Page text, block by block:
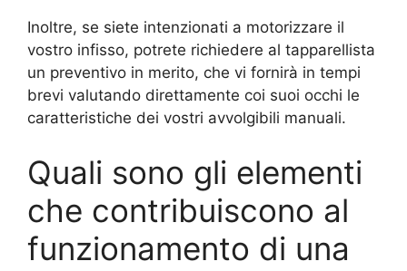
Inoltre, se siete intenzionati a motorizzare il
vostro infisso, potrete richiedere al tapparellista
un preventivo in merito, che vi fornirà in tempi
brevi valutando direttamente coi suoi occhi le
caratteristiche dei vostri avvolgibili manuali.
Quali sono gli elementi
che contribuiscono al
funzionamento di una